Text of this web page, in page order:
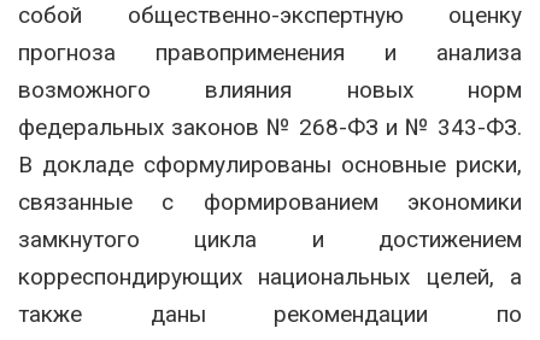
собой общественно-экспертную оценку
прогноза правоприменения и анализа
возможного влияния новых норм
федеральных законов № 268-ФЗ и № 343-ФЗ.
В докладе сформулированы основные риски,
связанные с формированием экономики
замкнутого цикла и достижением
корреспондирующих национальных целей, а
также даны рекомендации по